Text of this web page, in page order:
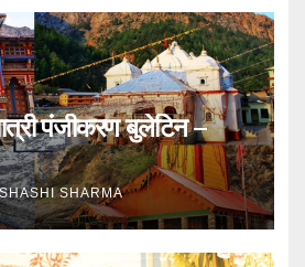
पंजीकरण बुलेटिन –
SHARMA